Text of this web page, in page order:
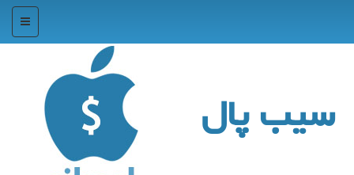
منو
سیب پال